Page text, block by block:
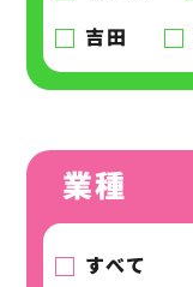
吉田
業種
すべて